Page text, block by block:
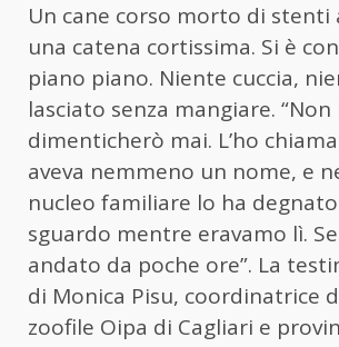
Un cane corso morto di stenti
una catena cortissima. Si è
piano piano. Niente cuccia,
lasciato senza mangiare. “Non
dimenticherò mai. L’ho
aveva nemmeno un nome, e
nucleo familiare lo ha
sguardo mentre eravamo lì.
andato da poche ore”. La
di Monica Pisu, coordinatrice
zoofile Oipa di Cagliari e